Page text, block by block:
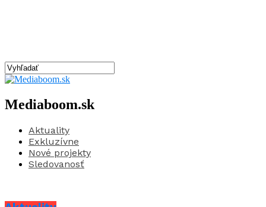
Mediaboom.sk
Aktuality
Exkluzívne
Nové projekty
Sledovanosť